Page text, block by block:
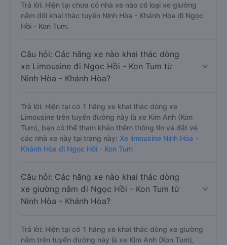
Trả lời: Hiện tại chưa có nhà xe nào có loại xe giường
nằm đôi khai thác tuyến Ninh Hòa - Khánh Hòa đi Ngọc
Hồi - Kon Tum.
Câu hỏi: Các hãng xe nào khai thác dòng
xe Limousine đi Ngọc Hồi - Kon Tum từ
Ninh Hòa - Khánh Hòa?
Trả lời: Hiện tại có 1 hãng xe khai thác dòng xe
Limousine trên tuyến đường này là xe Kim Anh (Kon
Tum), bạn có thể tham khảo thêm thông tin và đặt vé
các nhà xe này tại trang này: Xe limousine Ninh Hòa -
Khánh Hòa đi Ngọc Hồi - Kon Tum
Câu hỏi: Các hãng xe nào khai thác dòng
xe giường nằm đi Ngọc Hồi - Kon Tum từ
Ninh Hòa - Khánh Hòa?
Trả lời: Hiện tại có 1 hãng xe khai thác dòng xe giường
nằm trên tuyến đường này là xe Kim Anh (Kon Tum),